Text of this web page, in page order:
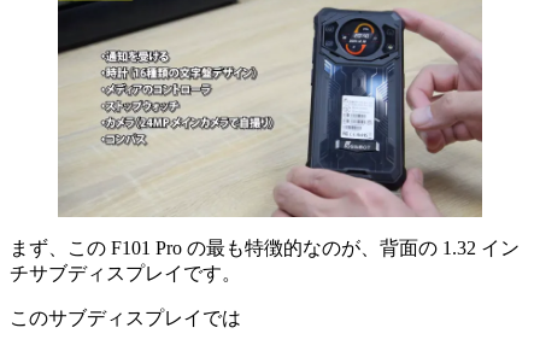
まず、この F101 Pro の最も特徴的なのが、背面の 1.32 イン
チサブディスプレイです。
このサブディスプレイでは